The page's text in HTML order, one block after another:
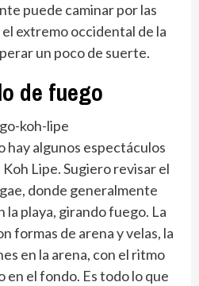
puede caminar por las
extremo occidental de la
un poco de suerte.
de fuego
hay algunos espectáculos
Lipe. Sugiero revisar el
donde generalmente
la playa, girando fuego. La
formas de arena y velas, la
en la arena, con el ritmo
en el fondo. Es todo lo que